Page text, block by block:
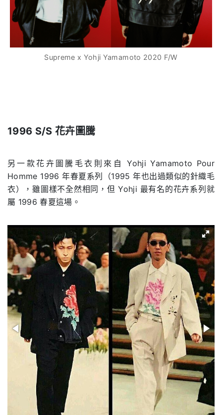
Supreme x Yohji Yamamoto 2020 F/W
1996 S/S花卉圖騰
另一款花卉圖騰毛衣則來自 Yohji Yamamoto Pour
Homme 1996 年春夏系列（1995 年也出過類似的針織毛
衣），雖圖樣不全然相同，但 Yohji 最有名的花卉系列就
屬 1996 春夏這場。